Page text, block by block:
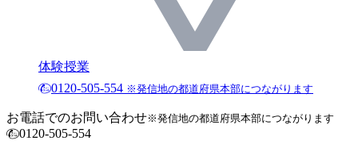
体験授業
0120-505-554 ※発信地の都道府県本部につながります
お電話でのお問い合わせ※発信地の都道府県本部につながります
0120-505-554